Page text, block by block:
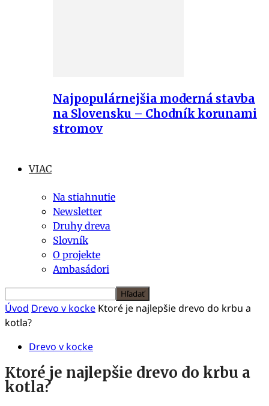
Najpopulárnejšia moderná stavba
na Slovensku – Chodník korunami
stromov
VIAC
Na stiahnutie
Newsletter
Druhy dreva
Slovník
O projekte
Ambasádori
Úvod Drevo v kocke Ktoré je najlepšie drevo do krbu a
kotla?
Drevo v kocke
Ktoré je najlepšie drevo do krbu a
kotla?